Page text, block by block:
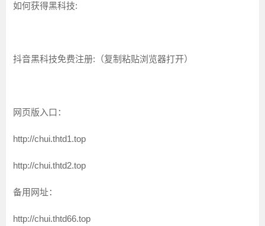
如何获得黑科技:
抖音黑科技免费注册:（复制粘贴浏览器打开）
网页版入口：
http://chui.thtd1.top
http://chui.thtd2.top
备用网址：
http://chui.thtd66.top